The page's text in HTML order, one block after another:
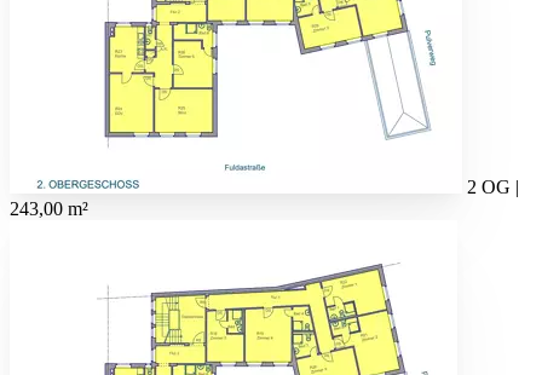
2 OG |
243,00 m²